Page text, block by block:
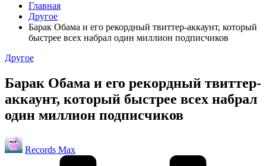
Главная
Другое
Барак Обама и его рекордный твиттер-аккаунт, который
быстрее всех набрал один миллион подписчиков
Опубликовано
Другое
Барак Обама и его рекордный твиттер-
аккаунт, который быстрее всех набрал
один миллион подписчиков
Запись
от
Records Max